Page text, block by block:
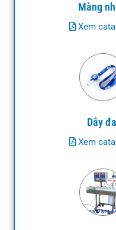
Màng
Xem
Dây
Xem